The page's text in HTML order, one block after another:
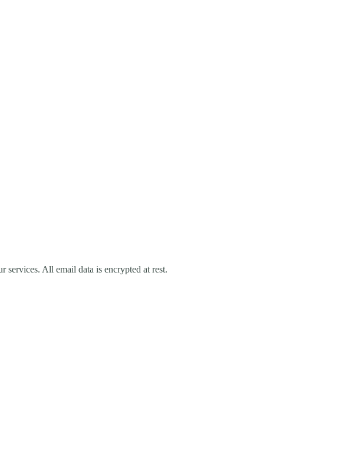
services. All email data is encrypted at rest.